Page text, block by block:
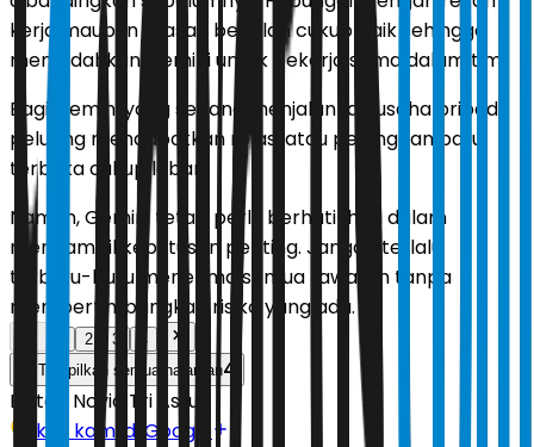
kerja maupun atasan berjalan cukup baik sehingga
memudahkan Gemini untuk bekerja sama dalam tim.
Bagi Gemini yang sedang menjalankan usaha pribadi,
peluang mendapatkan relasi atau pelanggan baru
terbuka cukup lebar.
Namun, Gemini tetap perlu berhati-hati dalam
mengambil keputusan penting. Jangan terlalu
terburu-buru menerima semua tawaran tanpa
mempertimbangkan risiko yang ada.
2 3
4
Tampilkan semua halaman4
Editor: Novia Tri Astuti
Ikuti kami di Google